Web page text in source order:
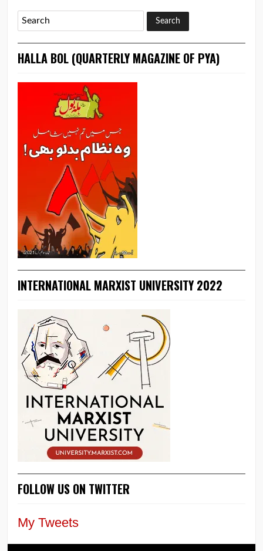
HALLA BOL (QUARTERLY MAGAZINE OF PYA)
INTERNATIONAL MARXIST UNIVERSITY 2022
FOLLOW US ON TWITTER
My Tweets